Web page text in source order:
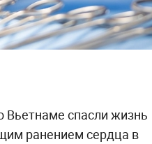
Вьетнаме спасли жизнь
ранением сердца в